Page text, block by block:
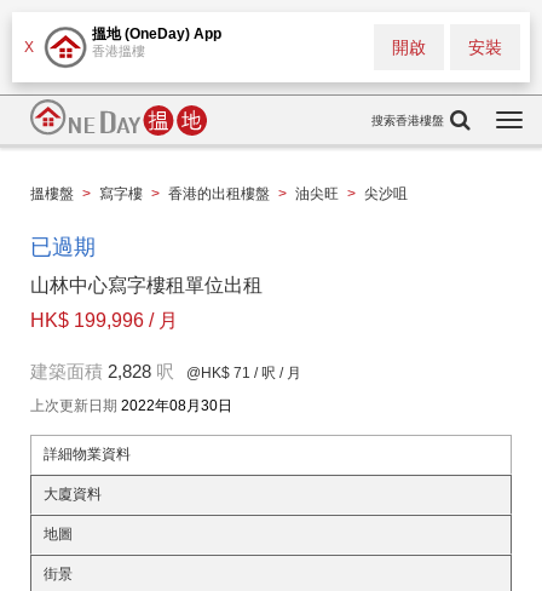
X
搵地 (OneDay) App
香港搵樓 安裝
開啟
搜索香港樓盤
搵樓盤 > 寫字樓 > 香港的出租樓盤 > 油尖旺 > 尖沙咀
已過期
山林中心寫字樓租單位出租
HK$ 199,996 / 月
建築面積 2,828 呎 @HK$ 71 / 呎 / 月
上次更新日期 2022年08月30日
詳細物業資料
大廈資料
地圖
街景